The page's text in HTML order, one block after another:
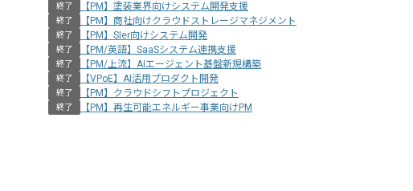
終了 【PM】塗装業界向けシステム開発支援
終了 【PM】商社向けクラウドストレージマネジメント
終了 【PM】SIer向けシステム開発
終了 【PM/英語】SaaSシステム連携支援
終了 【PM/上流】AIエージェント基盤新規構築
終了 【VPoE】AI活用プロダクト開発
終了 【PM】クラウドシフトプロジェクト
終了 【PM】再生可能エネルギー事業向けPM